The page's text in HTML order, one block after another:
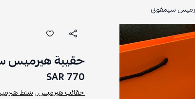
سيمفوني
حقيبة هيرميس
770 SAR
حقائب هيرميس ,شنط